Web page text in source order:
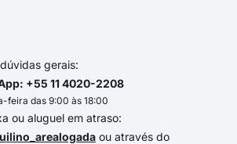
gerais:
+55 11 4020-2208
feira das 9:00 às 18:00
ou aluguel em atraso:
ou através do